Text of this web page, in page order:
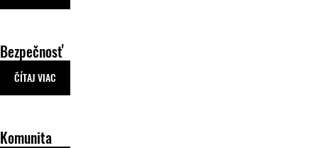
Bezpečnosť
ČÍTAJ VIAC
Komunita